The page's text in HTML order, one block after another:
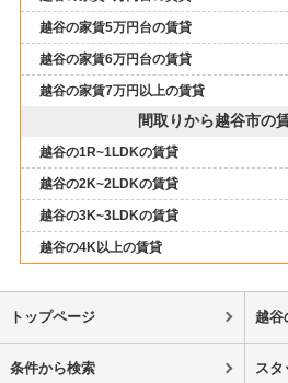
越谷の家賃5万円台の賃貸
越谷の家賃6万円台の賃貸
越谷の家賃7万円以上の賃貸
間取りから越谷市の
越谷の1R~1LDKの賃貸
越谷の2K~2LDKの賃貸
越谷の3K~3LDKの賃貸
越谷の4K以上の賃貸
トップページ 越谷
条件から検索 スタ